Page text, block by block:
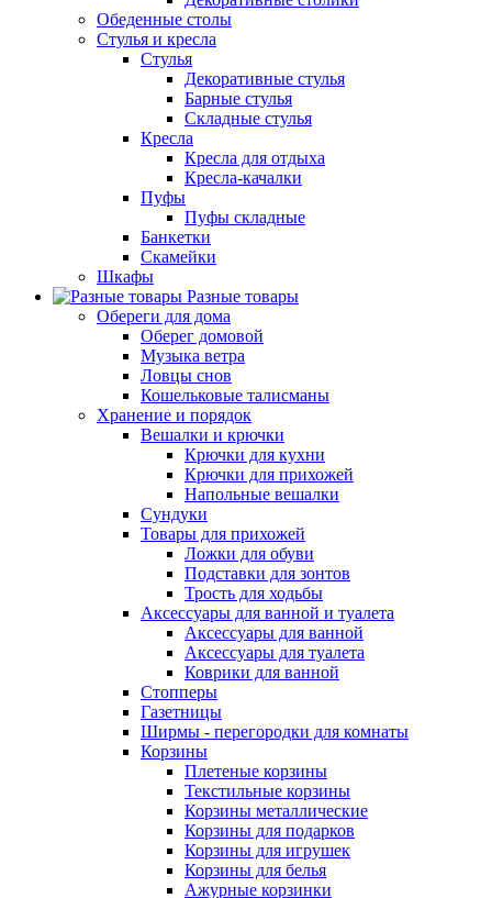
Обеденные столы
Стулья и кресла
Стулья
Декоративные стулья
Барные стулья
Складные стулья
Кресла
Кресла для отдыха
Кресла-качалки
Пуфы
Пуфы складные
Банкетки
Скамейки
Шкафы
Разные товары
Обереги для дома
Оберег домовой
Музыка ветра
Ловцы снов
Кошельковые талисманы
Хранение и порядок
Вешалки и крючки
Крючки для кухни
Крючки для прихожей
Напольные вешалки
Сундуки
Товары для прихожей
Ложки для обуви
Подставки для зонтов
Трость для ходьбы
Аксессуары для ванной и туалета
Аксессуары для ванной
Аксессуары для туалета
Коврики для ванной
Стопперы
Газетницы
Ширмы - перегородки для комнаты
Корзины
Плетеные корзины
Текстильные корзины
Корзины металлические
Корзины для подарков
Корзины для игрушек
Корзины для белья
Ажурные корзинки